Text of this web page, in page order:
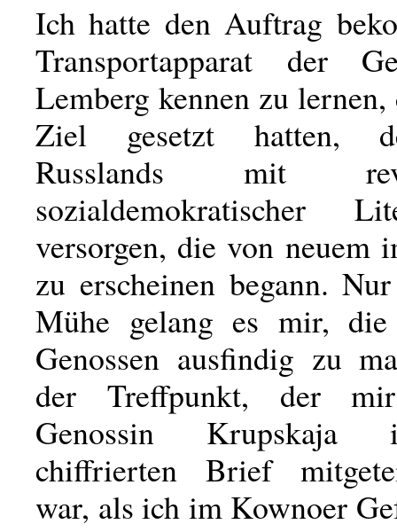
Ich hatte den Auftrag
Transportapparat der
Lemberg kennen zu lernen,
Ziel gesetzt hatten,
Russlands mit
sozialdemokratischer
versorgen, die von neuem
zu erscheinen begann.
Mühe gelang es mir, die
Genossen ausfindig zu
der Treffpunkt, der
Genossin
chiffrierten Brief
war, als ich im Kownoer